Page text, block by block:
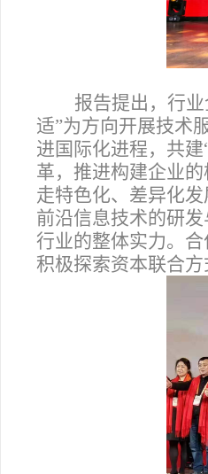
报告提出，行
适”为方向开展技术
进国际化进程，共
革，推进构建企业
走特色化、差异化
前沿信息技术的研
行业的整体实力。
积极探索资本联合